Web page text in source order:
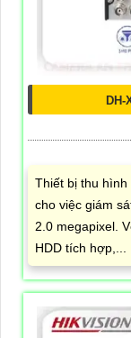
DH-
Thiết bị thu hình
cho việc giám
2.0 megapixel.
HDD tích hợp,...